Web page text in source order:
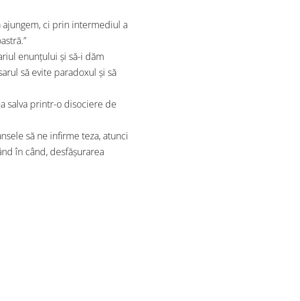
ci prin intermediul a
enunţului şi să-i dăm
să evite paradoxul şi să
salva printr-o disociere de
să ne infirme teza, atunci
în când, desfăşurarea